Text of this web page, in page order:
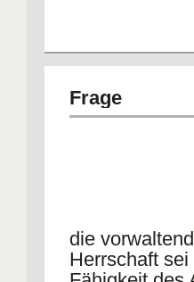
Frage
die
Herrschaft